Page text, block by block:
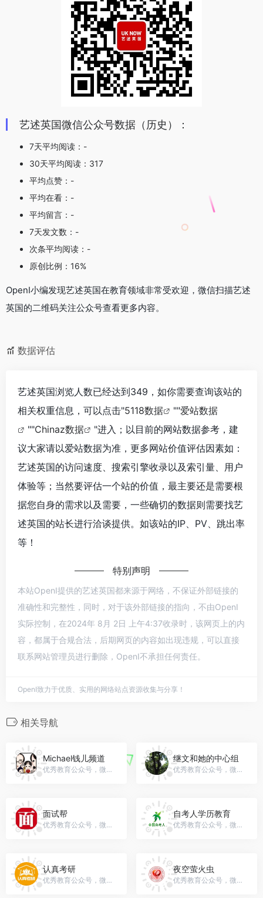
艺述英国微信公众号数据（历史）：
7天平均阅读：-
30天平均阅读：317
平均点赞：-
平均在看：-
平均留言：-
7天发文数：-
次条平均阅读：-
原创比例：16%
OpenI小编发现艺述英国在教育领域非常受欢迎，微信扫描艺述
英国的二维码关注公众号查看更多内容。
数据评估
艺述英国浏览人数已经达到349，如你需要查询该站的
相关权重信息，可以点击"5118数据 ""爱站数据
""Chinaz数据
"进入；以目前的网站数据参考，建
议大家请以爱站数据为准，更多网站价值评估因素如：
艺述英国的访问速度、搜索引擎收录以及索引量、用户
体验等；当然要评估一个站的价值，最主要还是需要根
据您自身的需求以及需要，一些确切的数据则需要找艺
述英国的站长进行洽谈提供。如该站的IP、PV、跳出率
等！
特别声明
本站OpenI提供的艺述英国都来源于网络，不保证外部链接的
准确性和完整性，同时，对于该外部链接的指向，不由OpenI
实际控制，在2024年 8月 2日 上午4:37收录时，该网页上的内
容，都属于合规合法，后期网页的内容如出现违规，可以直接
联系网站管理员进行删除，OpenI不承担任何责任。
OpenI致力于优质、实用的网络站点资源收集与分享！
相关导航
Michael钱儿频道
优秀教育公众号，微信号：Michael_Fm
继文和她的中心组
优秀教育公众号，微信号：gh_182ee09ffc70
面试帮
优秀教育公众号，微信号：gh_b24d16f84fd5
自考人学历教育
优秀教育公众号，微信号：zk8-com-cn
认真考研
优秀教育公众号，微信号：renzhenkaoyan
夜空萤火虫
优秀教育公众号，微信号：gh_a00659ee0e14